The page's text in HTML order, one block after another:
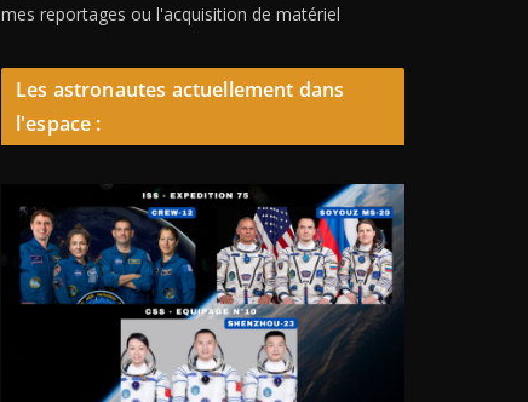
mes reportages ou l'acquisition de matériel
Les astronautes actuellement dans
l'espace :